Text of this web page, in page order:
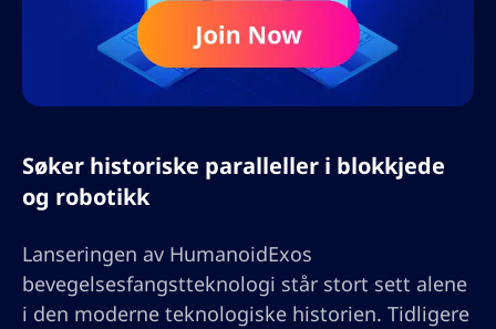
Søker historiske paralleller i blokkjede
og robotikk
Lanseringen av HumanoidExos
bevegelsesfangstteknologi står stort sett alene
i den moderne teknologiske historien. Tidligere